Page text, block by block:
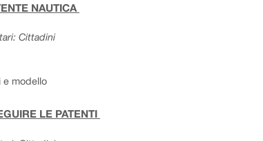
NAUTICA
Cittadini
e modello
LE PATENTI